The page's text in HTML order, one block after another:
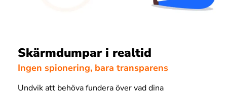
Skärmdumpar i realtid
Ingen spionering, bara transparens
Undvik att behöva fundera över vad dina